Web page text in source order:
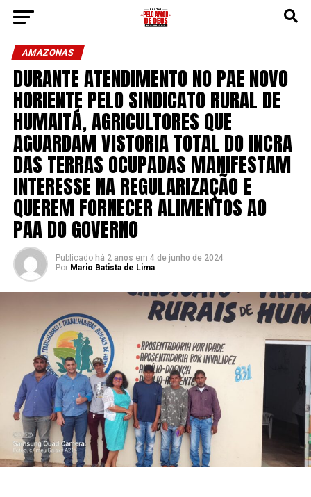
AMAZONAS
DURANTE ATENDIMENTO NO PAE NOVO
HORIENTE PELO SINDICATO RURAL DE
HUMAITÁ, AGRICULTORES QUE
AGUARDAM VISTORIA TOTAL DO INCRA
DAS TERRAS OCUPADAS MANIFESTAM
INTERESSE NA REGULARIZAÇÃO E
QUEREM FORNECER ALIMENTOS AO
PAA DO GOVERNO
Publicado há 2 anos em 4 de junho de 2024
Por Mario Batista de Lima